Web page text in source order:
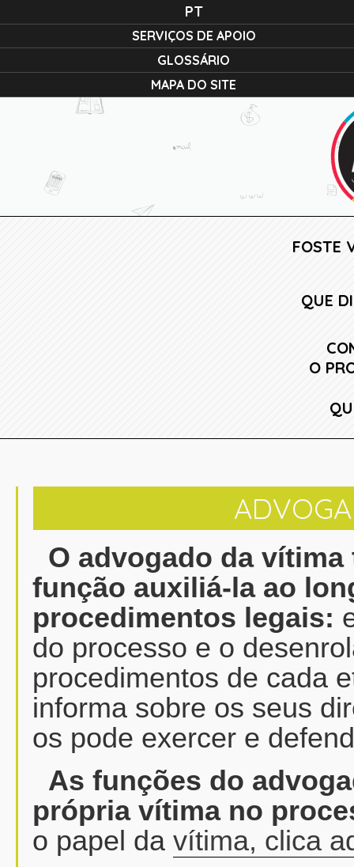
PT
SERVIÇOS DE APOIO
GLOSSÁRIO
MAPA DO SITE
FOSTE
QUE
O
O advogado da vítima
função auxiliá-la ao
procedimentos legais:
do processo e o
procedimentos de cada
informa sobre os seus
os pode exercer e
As funções do
própria vítima no
o papel da vítima, clica